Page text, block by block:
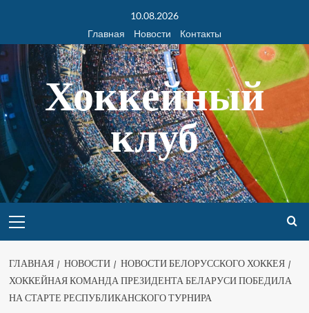
10.08.2026
Главная
Новости Контакты
Хоккейный
клуб
ГЛАВНАЯ НОВОСТИ
НОВОСТИ БЕЛОРУССКОГО ХОККЕЯ
ХОККЕЙНАЯ КОМАНДА ПРЕЗИДЕНТА БЕЛАРУСИ ПОБЕДИЛА
НА СТАРТЕ РЕСПУБЛИКАНСКОГО ТУРНИРА